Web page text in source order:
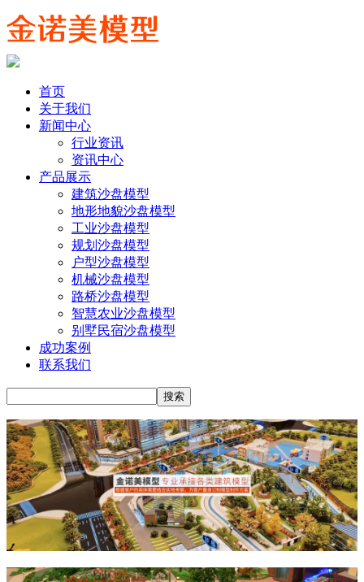
首页
关于我们
新闻中心
行业资讯
资讯中心
产品展示
建筑沙盘模型
地形地貌沙盘模型
工业沙盘模型
规划沙盘模型
户型沙盘模型
机械沙盘模型
路桥沙盘模型
智慧农业沙盘模型
别墅民宿沙盘模型
成功案例
联系我们